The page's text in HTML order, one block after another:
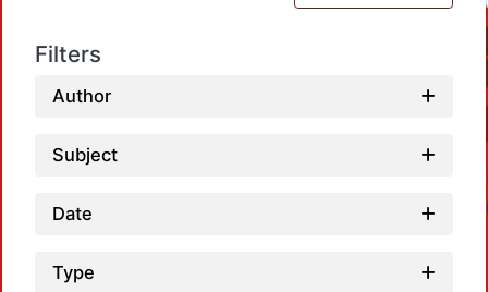
Filters
Author
Subject
Date
Type